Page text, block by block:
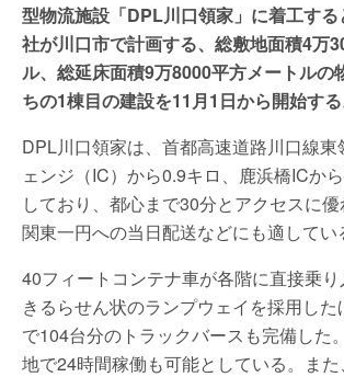
型物流施設「DPL川口領家」に着工す
社が川口市で計画する、総敷地面積4万
ル、総延床面積9万8000平方メートルの
ちの1棟目の建設を11月1日から開始する
DPL川口領家は、首都高速道路川口線東
ェンジ（IC）から0.9キロ、鹿浜橋ICか
しており、都心まで30分とアクセスに優
関東一円への当日配送などにも適してい
40フィートコンテナ車が各階に直接乗
きるらせん状のランプウェイを採用し
で104台分のトラックバースも完備した
地で24時間稼働も可能としている。ま